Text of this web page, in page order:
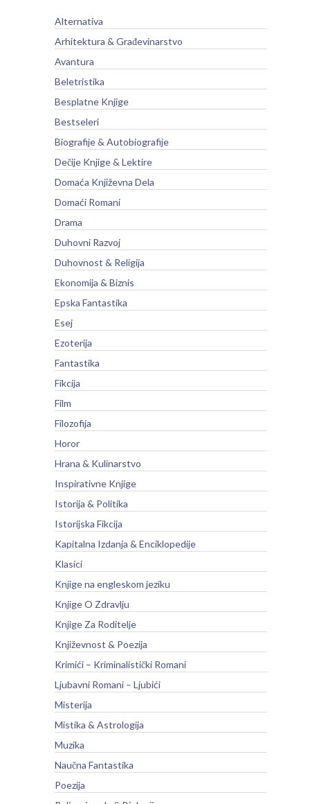
Alternativa
Arhitektura & Građevinarstvo
Avantura
Beletristika
Besplatne Knjige
Bestseleri
Biografije & Autobiografije
Dečije Knjige & Lektire
Domaća Književna Dela
Domaći Romani
Drama
Duhovni Razvoj
Duhovnost & Religija
Ekonomija & Biznis
Epska Fantastika
Esej
Ezoterija
Fantastika
Fikcija
Film
Filozofija
Horor
Hrana & Kulinarstvo
Inspirativne Knjige
Istorija & Politika
Istorijska Fikcija
Kapitalna Izdanja & Enciklopedije
Klasici
Knjige na engleskom jeziku
Knjige O Zdravlju
Knjige Za Roditelje
Književnost & Poezija
Krimići – Kriminalistički Romani
Ljubavni Romani – Ljubići
Misterija
Mistika & Astrologija
Muzika
Naučna Fantastika
Poezija